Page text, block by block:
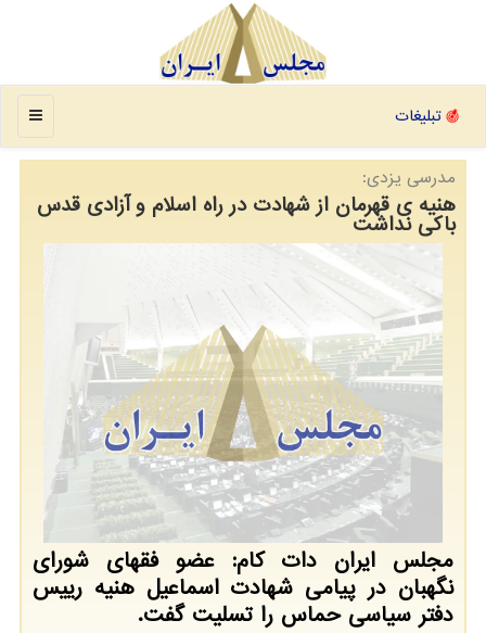
منو تبلیغات
مدرسی یزدی:
هنیه ی قهرمان از شهادت در راه اسلام و آزادی قدس
باکی نداشت
مجلس ایران دات کام: عضو فقهای شورای
نگهبان در پیامی شهادت اسماعیل هنیه رییس
دفتر سیاسی حماس را تسلیت گفت.